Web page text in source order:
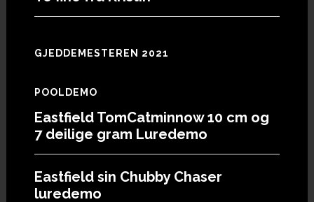
GJEDDEMESTEREN 2021
POOLDEMO
Eastfield TomCatminnow 10 cm og
7 deilige gram Luredemo
Eastfield sin Chubby Chaser
luredemo